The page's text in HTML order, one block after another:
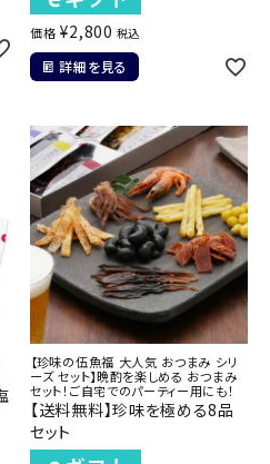
価格 ¥2,800 税込
詳細を見る
【珍味の伍魚福 大人気 おつまみ シリ
ーズ セット】晩酌を楽しめる おつまみ
セット！ご自宅でのパーティー用にも！
【送料無料】珍味を極める8品
セット